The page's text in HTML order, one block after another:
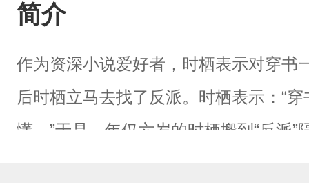
简介
作为资深小说爱好者，时栖表示对穿书
后时栖立马去找了反派。时栖表示：“
懂。”于是，年仅六岁的时栖搬到“反派